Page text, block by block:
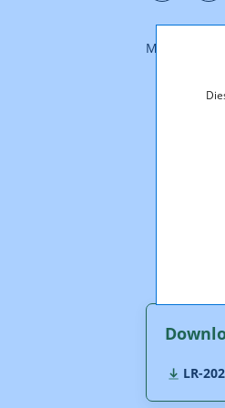
Mit
auf
der
wegen
LR-